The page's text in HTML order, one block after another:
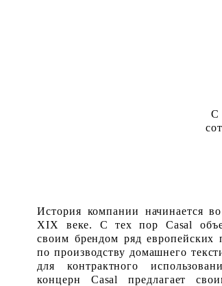
С
История компании начинается
XIX веке. С тех пор Casal
своим брендом ряд европейских
по производству домашнего
для контрактного
концерн Casal предлагает